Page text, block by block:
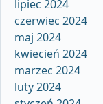
lipiec 2024
czerwiec 2024
maj 2024
kwiecień 2024
marzec 2024
luty 2024